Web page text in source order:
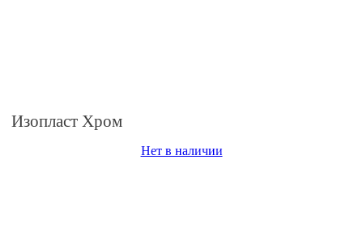
Изопласт Хром
Нет в наличии